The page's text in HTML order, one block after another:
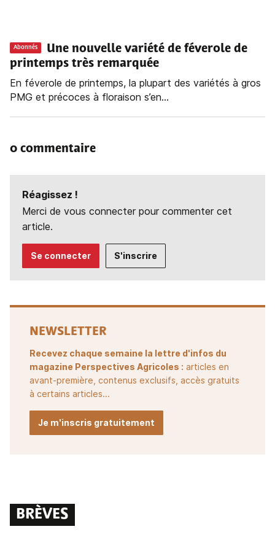
Abonnés
Une nouvelle variété de féverole de
printemps très remarquée
En féverole de printemps, la plupart des variétés à gros
PMG et précoces à floraison s’en...
0 commentaire
Réagissez !
Merci de vous connecter pour commenter cet
article.
Se connecter S'inscrire
NEWSLETTER
Recevez chaque semaine la lettre d'infos du
magazine Perspectives Agricoles : articles en
avant-première, contenus exclusifs, accès gratuits
à certains articles...
Je m'inscris gratuitement
BRÈVES